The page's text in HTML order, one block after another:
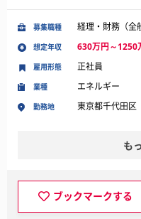
募集職種 経理・財務（全
想定年収 630万円～1250
業種 エネルギー
勤務地 東京都千代田区
雇用形態 正社員
も
ブックマークする